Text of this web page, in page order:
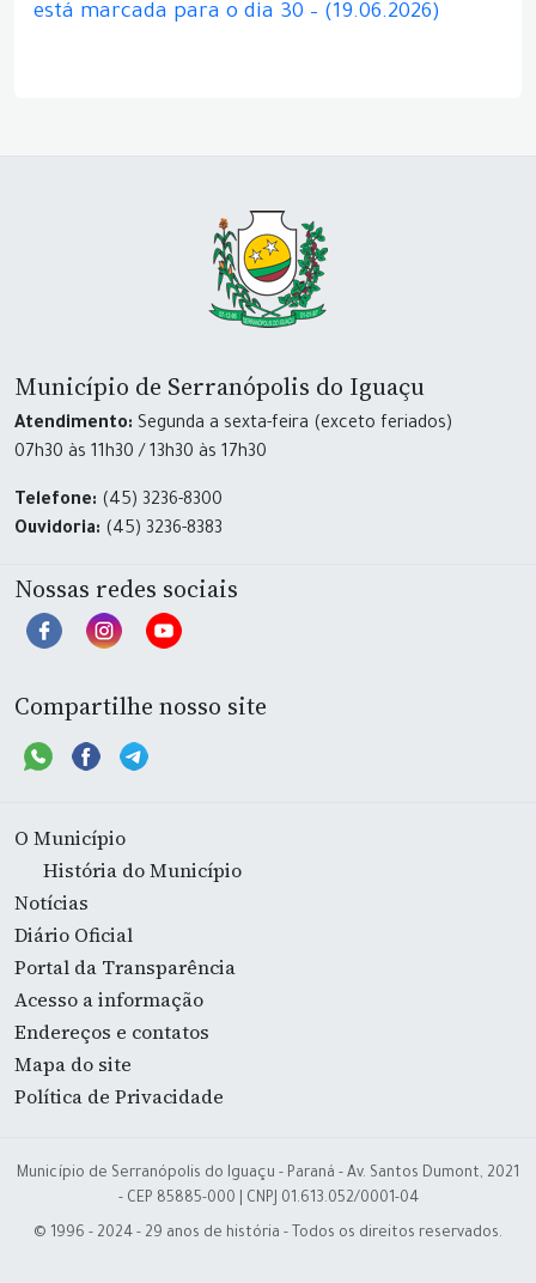
está marcada para o dia 30 – (19.06.2026)
Município de Serranópolis do Iguaçu
Atendimento: Segunda a sexta-feira (exceto feriados)
07h30 às 11h30 / 13h30 às 17h30
Telefone: (45) 3236-8300
Ouvidoria: (45) 3236-8383
Nossas redes sociais
Compartilhe nosso site
O Município
História do Município
Notícias
Diário Oficial
Portal da Transparência
Acesso a informação
Endereços e contatos
Mapa do site
Política de Privacidade
Município de Serranópolis do Iguaçu - Paraná - Av. Santos Dumont, 2021
- CEP 85885-000 | CNPJ 01.613.052/0001-04
© 1996 - 2024 - 29 anos de história - Todos os direitos reservados.